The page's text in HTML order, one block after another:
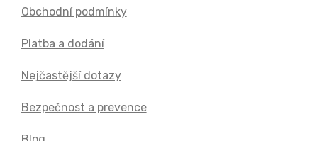
Obchodní podmínky
Platba a dodání
Nejčastější dotazy
Bezpečnost a prevence